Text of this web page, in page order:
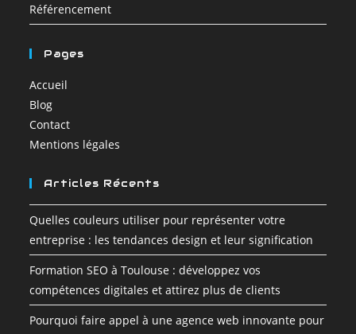
Référencement
Pages
Accueil
Blog
Contact
Mentions légales
Articles Récents
Quelles couleurs utiliser pour représenter votre
entreprise : les tendances design et leur signification
Formation SEO à Toulouse : développez vos
compétences digitales et attirez plus de clients
Pourquoi faire appel à une agence web innovante pour